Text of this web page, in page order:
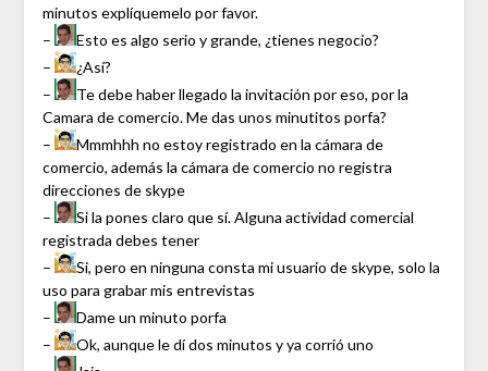
minutos explíquemelo por favor.
–
Esto es algo serio y grande, ¿tienes negocio?
–
¿Así?
–
Te debe haber llegado la invitación por eso, por la
Camara de comercio. Me das unos minutitos porfa?
–
Mmmhhh no estoy registrado en la cámara de
comercio, además la cámara de comercio no registra
direcciones de skype
–
Si la pones claro que sí. Alguna actividad comercial
registrada debes tener
–
Si, pero en ninguna consta mi usuario de skype, solo la
uso para grabar mis entrevistas
–
Dame un minuto porfa
–
Ok, aunque le dí dos minutos y ya corrió uno